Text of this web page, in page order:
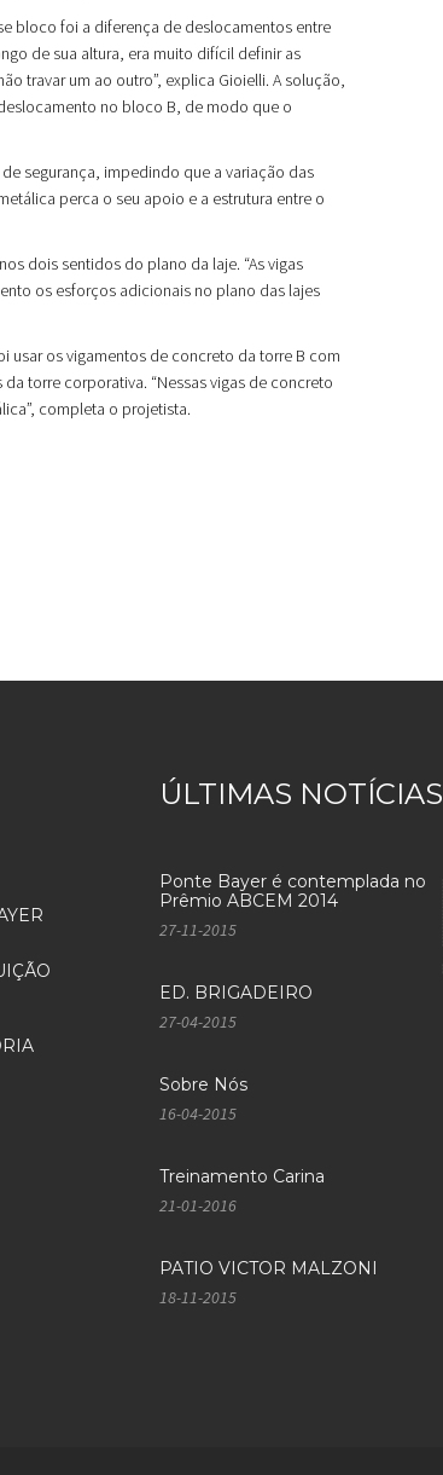
bloco foi a diferença de deslocamentos entre
de sua altura, era muito difícil definir as
travar um ao outro”, explica Gioielli. A solução,
no bloco B, de modo que o
segurança, impedindo que a variação das
perca o seu apoio e a estrutura entre o
dois sentidos do plano da laje. “As vigas
os esforços adicionais no plano das lajes
usar os vigamentos de concreto da torre B com
torre corporativa. “Nessas vigas de concreto
completa o projetista.
ÚLTIMAS NOTÍCIAS
Ponte Bayer é contemplada no
Prêmio ABCEM 2014
27-11-2015
ED. BRIGADEIRO
27-04-2015
Sobre Nós
16-04-2015
Treinamento Carina
21-01-2016
PATIO VICTOR MALZONI
18-11-2015